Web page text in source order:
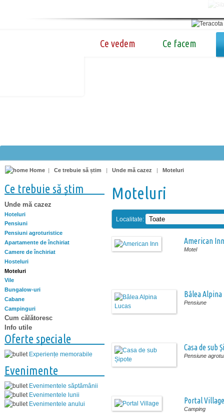
Ce vedem Ce facem
Home | Ce trebuie să știm | Unde mă cazez | Moteluri
Ce trebuie să știm
Unde mă cazez
Hoteluri
Pensiuni
Pensiuni agroturistice
Apartamente de închiriat
Camere de închiriat
Hosteluri
Moteluri
Vile
Bungalow-uri
Cabane
Campinguri
Cum călătoresc
Info utile
Oferte speciale
Experiențe memorabile
Evenimente
Evenimentele săptămânii
Evenimentele lunii
Evenimentele anului
Moteluri
Localitate:
American Inn
Motel
Bâlea Alpina
Pensiune
Casa de sub
Pensiune
Portal Village
Camping